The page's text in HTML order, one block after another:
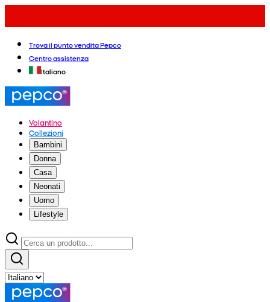
Trova il punto vendita Pepco
Centro assistenza
Italiano
Volantino
Collezioni
Bambini
Donna
Casa
Neonati
Uomo
Lifestyle